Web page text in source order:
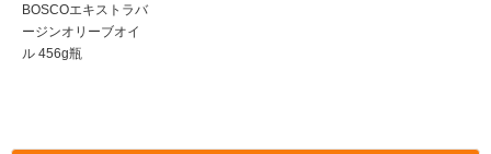
BOSCOエキストラバ
ージンオリーブオイ
ル 456g瓶